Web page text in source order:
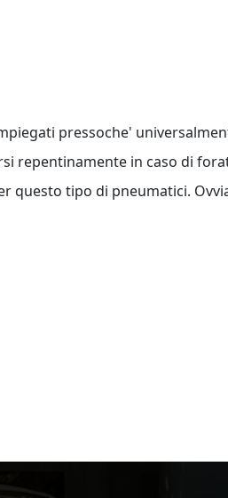
pressoche'
repentinamente in caso di
questo tipo di pneumatici.